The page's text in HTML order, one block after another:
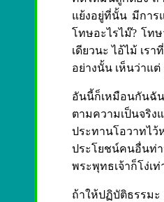
แย้งอยู่ที่นั้น มีการ
โทษอะไรไม๊? โท
เดียวนะ ไอ้ไม้ เร
อย่างนั้น เห็นว่าแ
อันนี้ก็เหมือนกันฉั
ตามความเป็นจริ
ประทานโอวาทไ
ประโยชน์คนอื่นท่
พระพุทธเจ้าก็โง่เ
ถ้าให้ปฏิบัติธรรม